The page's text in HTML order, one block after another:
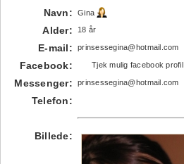
Navn: Gina
Alder: 18 år
E-mail: prinsessegina@hotmail.com
Facebook: Tjek mulig facebook profil
Messenger: prinsessegina@hotmail.com
Telefon:
Billede: